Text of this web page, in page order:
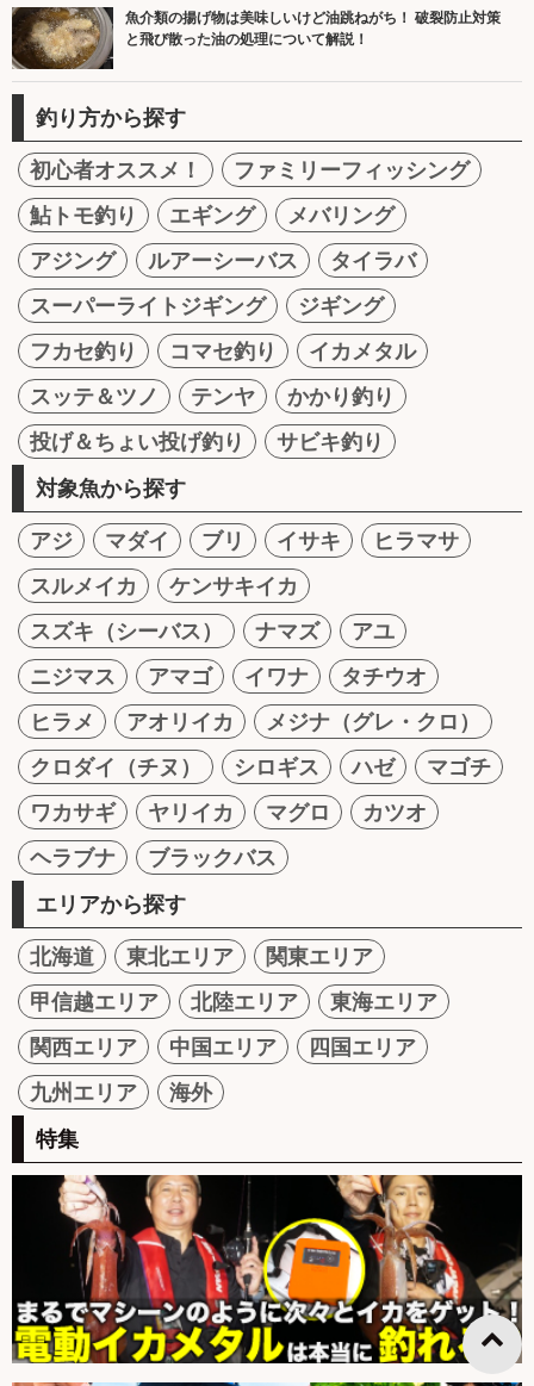
魚介類の揚げ物は美味しいけど油跳ねがち！ 破裂防止対策
と飛び散った油の処理について解説！
釣り方から探す
初心者オススメ！
ファミリーフィッシング
鮎トモ釣り
エギング
メバリング
アジング
ルアーシーバス
タイラバ
スーパーライトジギング
ジギング
フカセ釣り
コマセ釣り
イカメタル
スッテ＆ツノ
テンヤ
かかり釣り
投げ＆ちょい投げ釣り
サビキ釣り
対象魚から探す
アジ マダイ ブリ イサキ
ヒラマサ
スルメイカ
ケンサキイカ
スズキ（シーバス）
ナマズ
アユ
ニジマス
アマゴ イワナ
タチウオ
ヒラメ
アオリイカ
メジナ（グレ・クロ）
クロダイ（チヌ）
シロギス ハゼ
マゴチ
ワカサギ
ヤリイカ マグロ
カツオ
ヘラブナ
ブラックバス
エリアから探す
北海道 東北エリア
関東エリア
甲信越エリア
北陸エリア
東海エリア
関西エリア
中国エリア
四国エリア
九州エリア
海外
特集